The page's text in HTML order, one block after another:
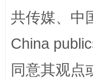
共传媒、中
China
同意其观点